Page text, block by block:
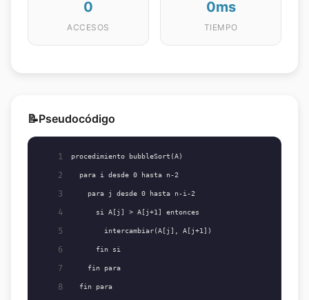
0
ACCESOS
0ms
TIEMPO
📝Pseudocódigo
1 procedimiento bubbleSort(A)
2
  para i desde 0 hasta n-2
3
    para j desde 0 hasta n-i-2
4
      si A[j] > A[j+1] entonces
5
        intercambiar(A[j], A[j+1])
6
      fin si
7
    fin para
8
  fin para